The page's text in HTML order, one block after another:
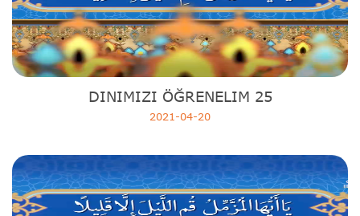
DINIMIZI ÖĞRENELIM 25
2021-04-20